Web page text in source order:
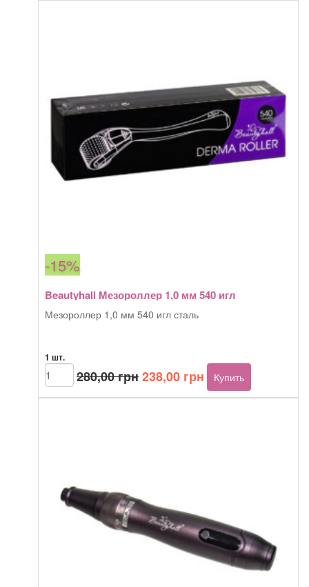
-15%
Beautyhall Мезороллер 1,0 мм 540 игл
Мезороллер 1,0 мм 540 игл сталь
1 шт.
280,00грнПервоначальная
цена
238,00 грнТекущая
цена:
Количество
товара
Beautyhall
Купить